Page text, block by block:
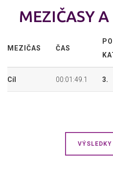
MEZIČASY
MEZIČAS ČAS
Cíl 00:01:49.1 3.